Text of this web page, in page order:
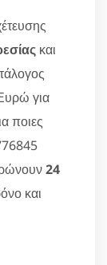
και
για
ποιες
24
και